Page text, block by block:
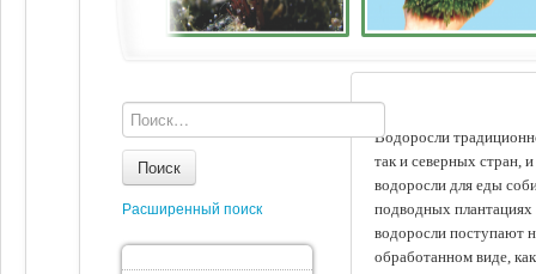
Водоросли
так и северных стран,
водоросли для еды
подводных
водоросли поступают
обработанном виде,
Поиск
Расширенный поиск